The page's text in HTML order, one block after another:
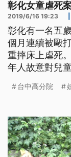
彰化女童虐死
2019/6/16 19:23
彰化有一名五
個月連續被毆
重摔床上虐死
年人故意對兒
瘀青和新舊傷
瘀青血腫還有
憐。」 檢
台中高分院